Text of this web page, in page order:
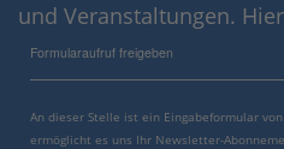
und Veranstaltungen.
Formularaufruf freigeben
An dieser Stelle ist ein Eingabeformular
ermöglicht es uns Ihr Newsletter-